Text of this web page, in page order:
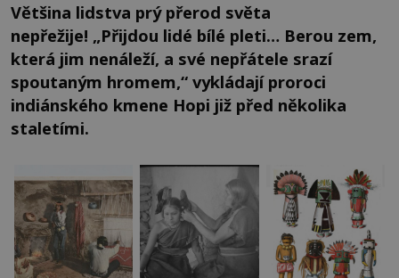
Většina lidstva prý přerod světa
nepřežije! „Přijdou lidé bílé pleti… Berou zem,
která jim nenáleží, a své nepřátele srazí
spoutaným hromem,“ vykládají proroci
indiánského kmene Hopi již před několika
staletími.